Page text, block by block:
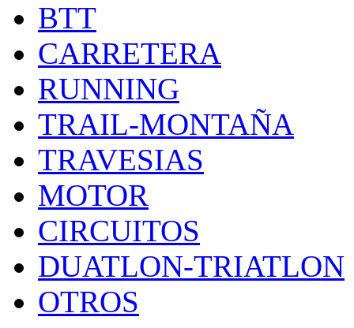
BTT
CARRETERA
RUNNING
TRAIL-MONTAÑA
TRAVESIAS
MOTOR
CIRCUITOS
DUATLON-TRIATLON
OTROS